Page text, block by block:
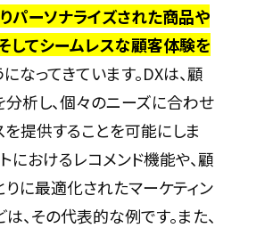
パーソナライズされた商品や
してシームレスな顧客体験を
になってきています。DXは、顧
析し、個々のニーズに合わせ
提供することを可能にしま
におけるレコメンド機能や、顧
に最適化されたマーケティン
、その代表的な例です。また、